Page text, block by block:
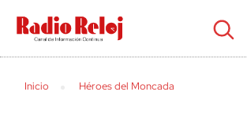
cerrar
Inicio Héroes del Moncada